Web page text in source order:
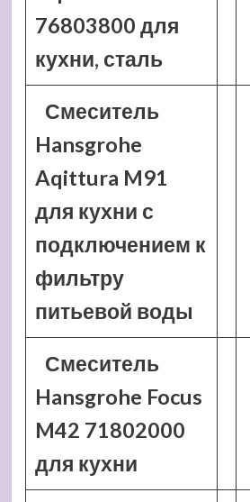
76803800 для
кухни, сталь
Смеситель
Hansgrohe
Aqittura M91
для кухни с
подключением к
фильтру
питьевой воды
Смеситель
Hansgrohe Focus
M42 71802000
для кухни